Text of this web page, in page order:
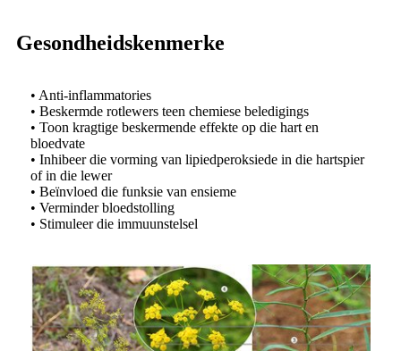
Gesondheidskenmerke
• Anti-inflammatories
• Beskermde rotlewers teen chemiese beledigings
• Toon kragtige beskermende effekte op die hart en
bloedvate
• Inhibeer die vorming van lipiedperoksiede in die hartspier
of in die lewer
• Beïnvloed die funksie van ensieme
• Verminder bloedstolling
• Stimuleer die immuunstelsel